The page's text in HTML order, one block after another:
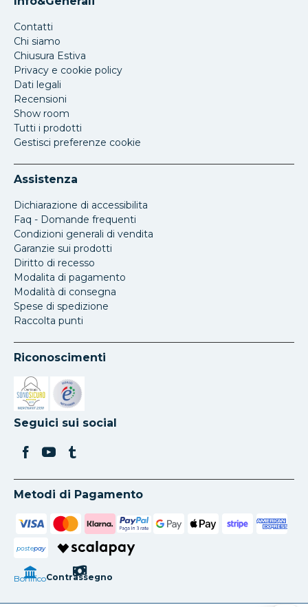
Contatti
Chi siamo
Chiusura Estiva
Privacy e cookie policy
Dati legali
Recensioni
Show room
Tutti i prodotti
Gestisci preferenze cookie
Assistenza
Dichiarazione di accessibilita
Faq - Domande frequenti
Condizioni generali di vendita
Garanzie sui prodotti
Diritto di recesso
Modalita di pagamento
Modalità di consegna
Spese di spedizione
Raccolta punti
Riconoscimenti
Si apre in una nuova scheda
Si apre in una nuova scheda
Seguici sui social
Metodi di Pagamento
postepay
BonificoContrassegno